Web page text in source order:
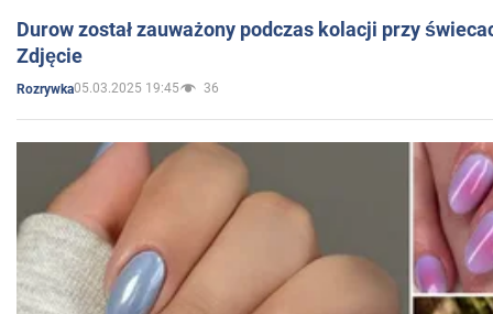
Durow został zauważony podczas kolacji przy
Zdjęcie
Rozrywka05.03.2025 19:45 36